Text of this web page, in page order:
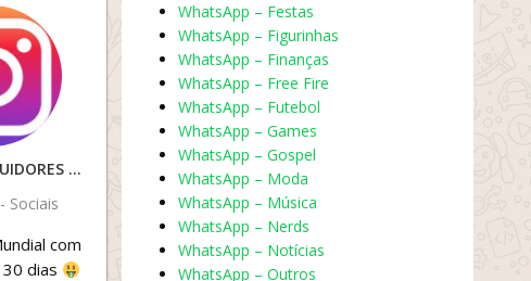
VENDA DE SEGUIDORES
Sociais
com
dias
WhatsApp – Festas
WhatsApp – Figurinhas
WhatsApp – Finanças
WhatsApp – Free Fire
WhatsApp – Futebol
WhatsApp – Games
WhatsApp – Gospel
WhatsApp – Moda
WhatsApp – Música
WhatsApp – Nerds
WhatsApp – Notícias
WhatsApp – Outros